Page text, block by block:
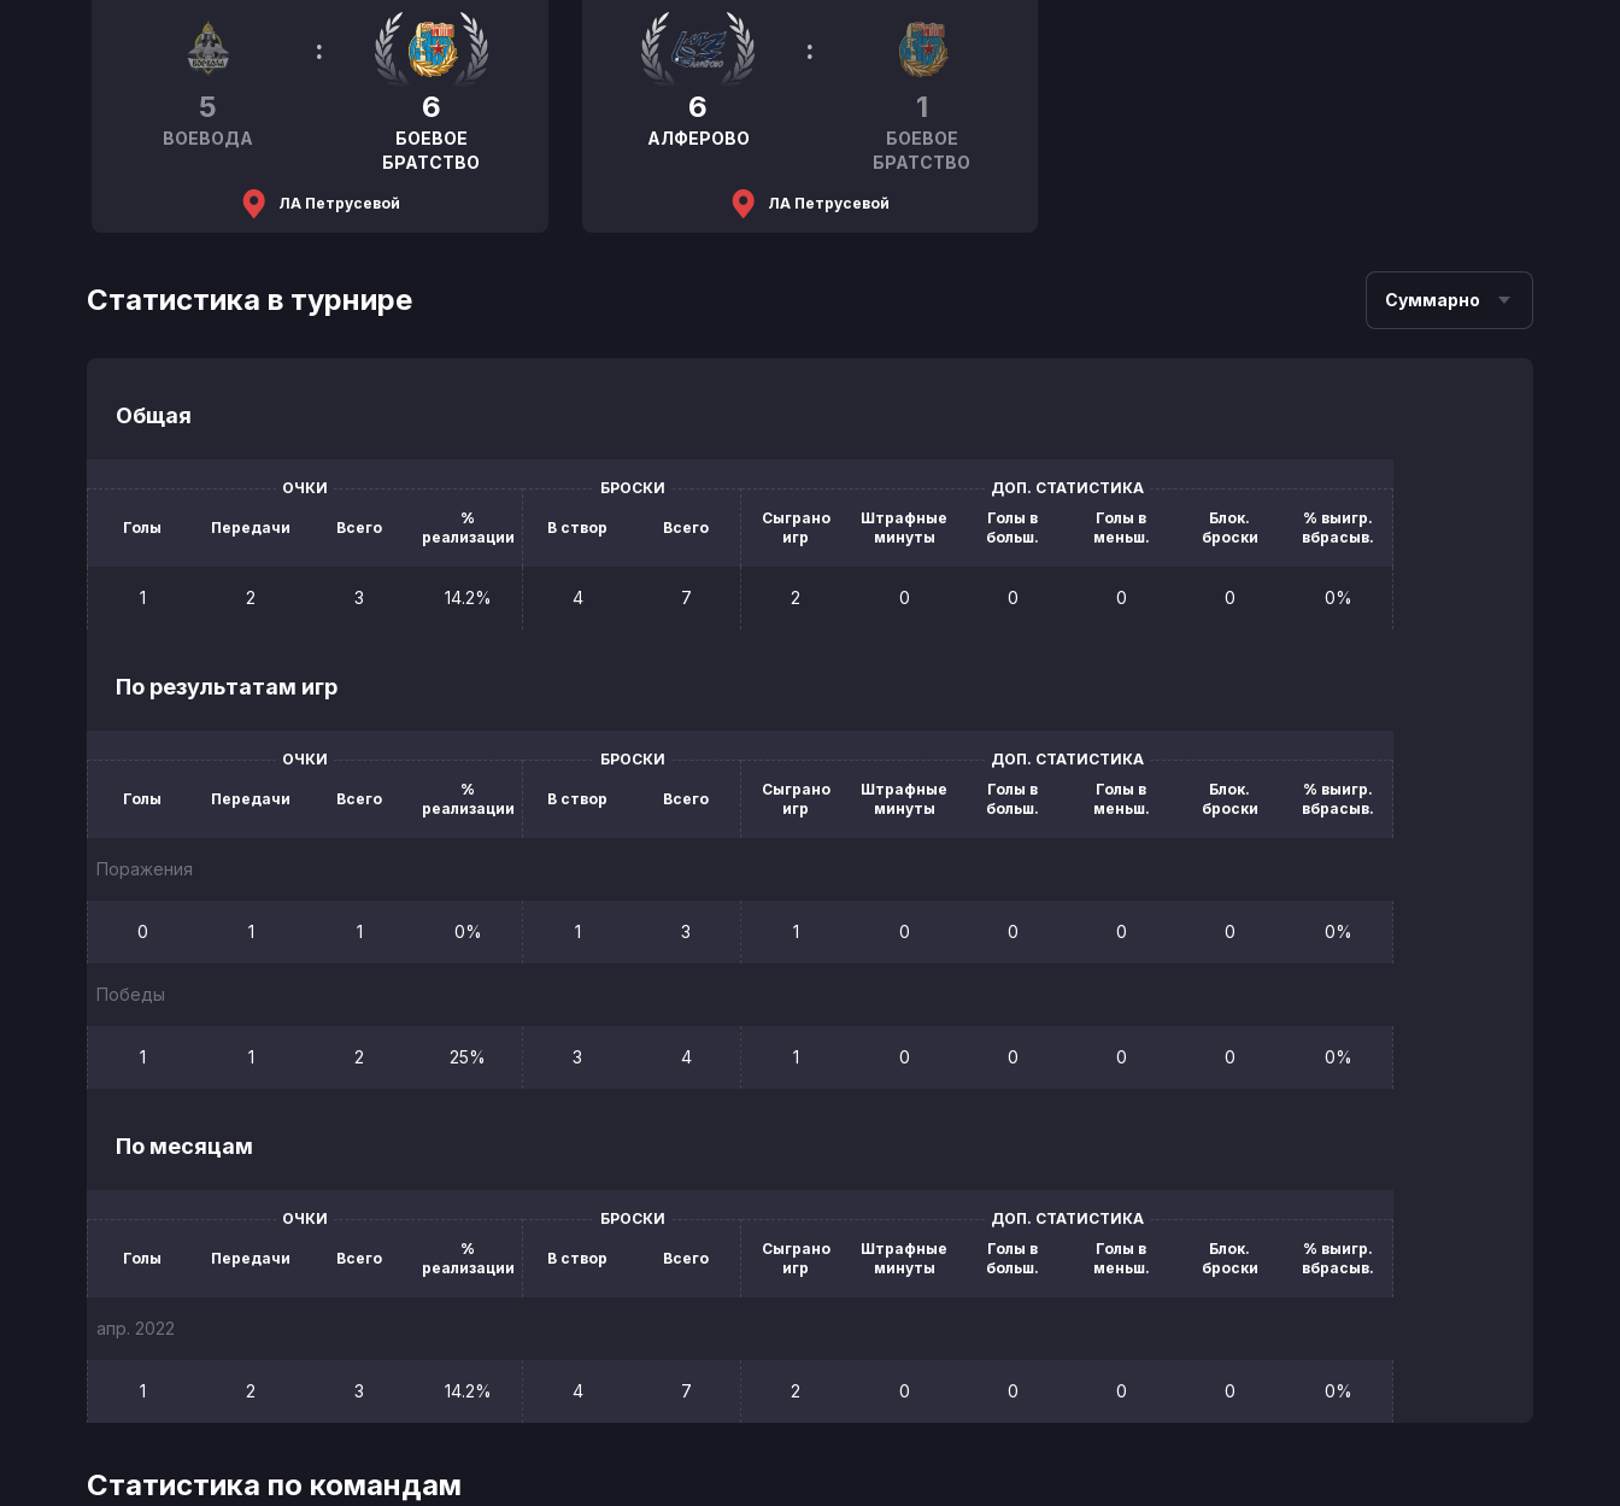
5
ВОЕВОДА
:
6
БОЕВОЕ
БРАТСТВО
ЛА Петрусевой
6
АЛФЕРОВО
:
1
БОЕВОЕ
БРАТСТВО
ЛА Петрусевой
Статистика в турнире Суммарно
Общая
ОЧКИ
Голы Передачи Всего
%
реализации
БРОСКИ
В створ Всего
ДОП. СТАТИСТИКА
Сыграно
игр
Штрафные
минуты
Голы в
больш.
Голы в
меньш.
Блок.
броски
% выигр.
вбрасыв.
1 2 3 14.2% 4 7 2 0 0 0 0 0%
По результатам игр
ОЧКИ
Голы Передачи Всего
%
реализации
БРОСКИ
В створ Всего
ДОП. СТАТИСТИКА
Сыграно
игр
Штрафные
минуты
Голы в
больш.
Голы в
меньш.
Блок.
броски
% выигр.
вбрасыв.
Поражения
0 1 1 0% 1 3 1 0 0 0 0 0%
Победы
1 1 2 25% 3 4 1 0 0 0 0 0%
По месяцам
ОЧКИ
Голы Передачи Всего
%
реализации
БРОСКИ
В створ Всего
ДОП. СТАТИСТИКА
Сыграно
игр
Штрафные
минуты
Голы в
больш.
Голы в
меньш.
Блок.
броски
% выигр.
вбрасыв.
апр. 2022
1 2 3 14.2% 4 7 2 0 0 0 0 0%
Статистика по командам